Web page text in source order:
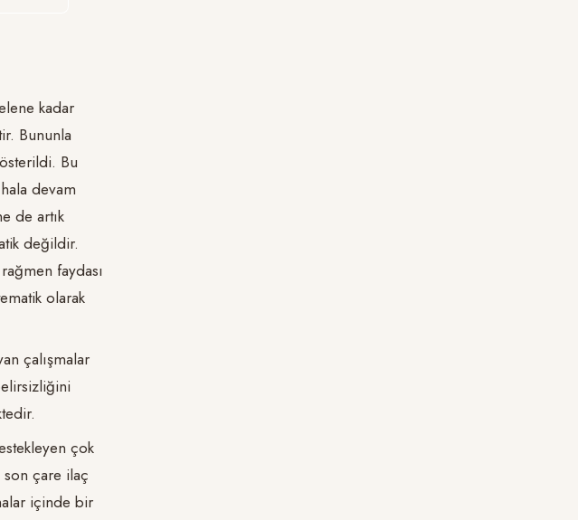
kadar
Bununla
Bu
devam
de artık
değildir.
faydası
olarak
çalışmalar
çok
son çare ilaç
içinde bir